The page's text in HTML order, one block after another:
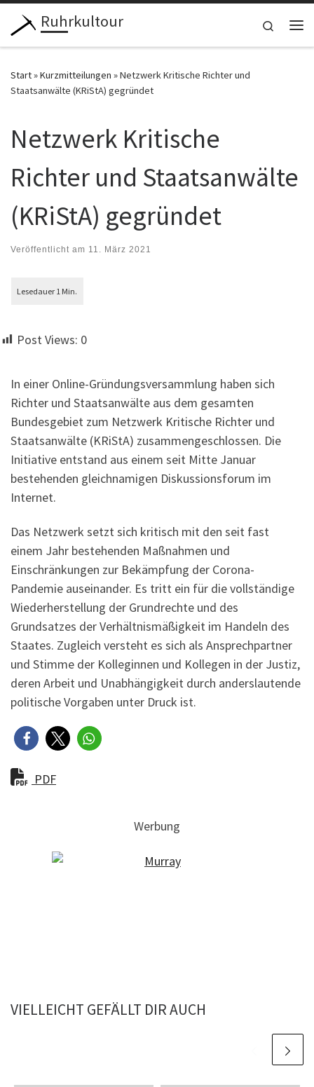
Zum Inhalt springen
Ruhrkultour
Search
Start»Kurzmitteilungen »Netzwerk Kritische Richter und
Staatsanwälte (KRiStA) gegründet
Netzwerk Kritische
Richter und Staatsanwälte
(KRiStA) gegründet
Veröffentlicht am 11. März 2021
Post Views: 0
In einer Online-Gründungsversammlung haben sich
Richter und Staatsanwälte aus dem gesamten
Bundesgebiet zum Netzwerk Kritische Richter und
Staatsanwälte (KRiStA) zusammengeschlossen. Die
Initiative entstand aus einem seit Mitte Januar
bestehenden gleichnamigen Diskussionsforum im
Internet.
Das Netzwerk setzt sich kritisch mit den seit fast
einem Jahr bestehenden Maßnahmen und
Einschränkungen zur Bekämpfung der Corona-
Pandemie auseinander. Es tritt ein für die vollständige
Wiederherstellung der Grundrechte und des
Grundsatzes der Verhältnismäßigkeit im Handeln des
Staates. Zugleich versteht es sich als Ansprechpartner
und Stimme der Kolleginnen und Kollegen in der Justiz,
deren Arbeit und Unabhängigkeit durch anderslautende
politische Vorgaben unter Druck ist.
PDF
Werbung
VIELLEICHT GEFÄLLT DIR AUCH